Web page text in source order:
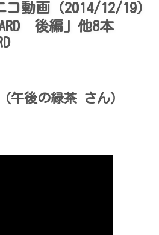
動画（2014/12/19） |
後編」他8本
午後の緑茶 さん）